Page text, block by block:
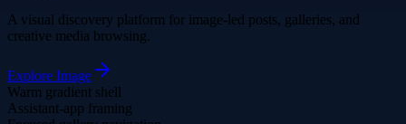
A visual discovery platform for image-led posts, galleries, and
creative media browsing.
Explore Image
Warm gradient shell
Assistant-app framing